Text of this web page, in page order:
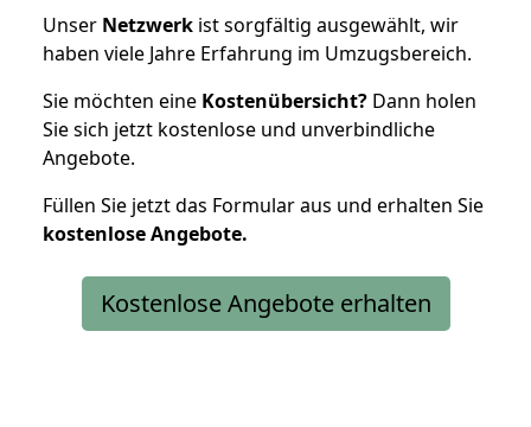
Unser Netzwerk ist sorgfältig ausgewählt, wir
haben viele Jahre Erfahrung im Umzugsbereich.
Sie möchten eine Kostenübersicht? Dann holen
Sie sich jetzt kostenlose und unverbindliche
Angebote.
Füllen Sie jetzt das Formular aus und erhalten Sie
kostenloseAngebote.
Kostenlose Angebote erhalten